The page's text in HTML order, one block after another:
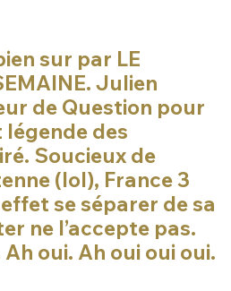
sur par LE
Julien
de Question pour
légende des
Soucieux de
(lol), France 3
se séparer de sa
ne l’accepte pas.
oui. Ah oui oui oui.